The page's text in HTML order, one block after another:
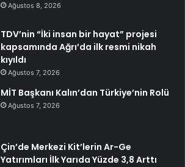
Ağustos 8, 2026
TDV’nin “İki insan bir hayat” projesi
kapsamında Ağrı’da ilk resmi nikah
kıyıldı
Ağustos 7, 2026
MİT Başkanı Kalın’dan Türkiye’nin Rolü
Ağustos 7, 2026
Çin’de Merkezi Kit’lerin Ar-Ge
Yatırımları İlk Yarıda Yüzde 3,8 Arttı